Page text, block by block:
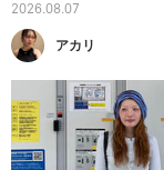
2026.08.07
アカリ